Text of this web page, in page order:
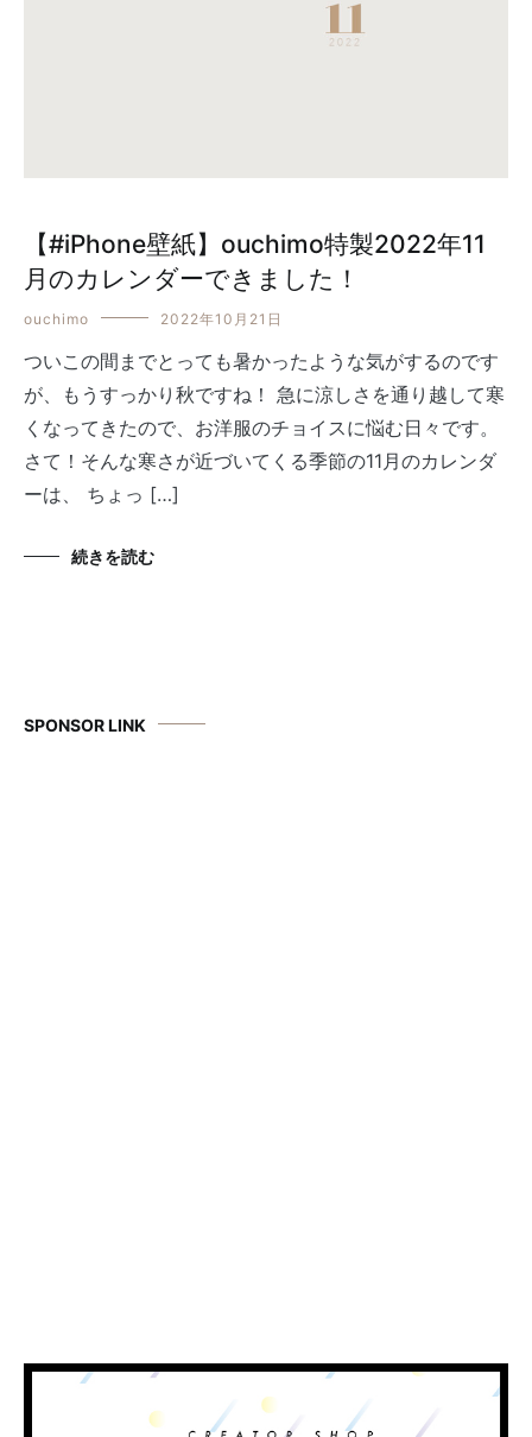
【#iPhone壁紙】ouchimo特製2022年11
月のカレンダーできました！
ouchimo 2022年10月21日
ついこの間までとっても暑かったような気がするのです
が、もうすっかり秋ですね！ 急に涼しさを通り越して寒
くなってきたので、お洋服のチョイスに悩む日々です。
さて！そんな寒さが近づいてくる季節の11月のカレンダ
ーは、 ちょっ […]
続きを読む
SPONSOR LINK